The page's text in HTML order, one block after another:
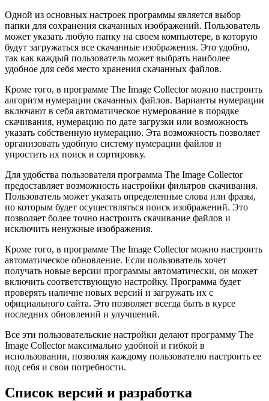
Одной из основных настроек программы является выбор
папки для сохранения скачанных изображений. Пользователь
может указать любую папку на своем компьютере, в которую
будут загружаться все скачанные изображения. Это удобно,
так как каждый пользователь может выбрать наиболее
удобное для себя место хранения скачанных файлов.
Кроме того, в программе The Image Collector можно настроить
алгоритм нумерации скачанных файлов. Варианты нумерации
включают в себя автоматическое нумерование в порядке
скачивания, нумерацию по дате загрузки или возможность
указать собственную нумерацию. Эта возможность позволяет
организовать удобную систему нумерации файлов и
упростить их поиск и сортировку.
Для удобства пользователя программа The Image Collector
предоставляет возможность настройки фильтров скачивания.
Пользователь может указать определенные слова или фразы,
по которым будет осуществляться поиск изображений. Это
позволяет более точно настроить скачивание файлов и
исключить ненужные изображения.
Кроме того, в программе The Image Collector можно настроить
автоматическое обновление. Если пользователь хочет
получать новые версии программы автоматически, он может
включить соответствующую настройку. Программа будет
проверять наличие новых версий и загружать их с
официального сайта. Это позволяет всегда быть в курсе
последних обновлений и улучшений.
Все эти пользовательские настройки делают программу The
Image Collector максимально удобной и гибкой в
использовании, позволяя каждому пользователю настроить ее
под себя и свои потребности.
Список версий и разработка